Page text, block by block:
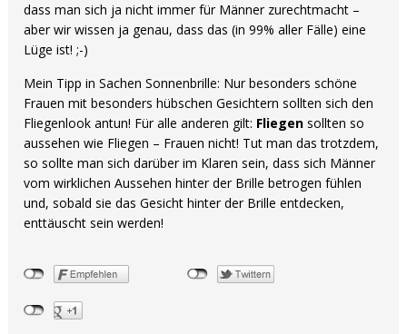
dass man sich ja nicht immer für Männer zurechtmacht –
aber wir wissen ja genau, dass das (in 99% aller Fälle) eine
Lüge ist! ;-)
Mein Tipp in Sachen Sonnenbrille: Nur besonders schöne
Frauen mit besonders hübschen Gesichtern sollten sich den
Fliegenlook antun! Für alle anderen gilt: Fliegen sollten so
aussehen wie Fliegen – Frauen nicht! Tut man das trotzdem,
so sollte man sich darüber im Klaren sein, dass sich Männer
vom wirklichen Aussehen hinter der Brille betrogen fühlen
und, sobald sie das Gesicht hinter der Brille entdecken,
enttäuscht sein werden!